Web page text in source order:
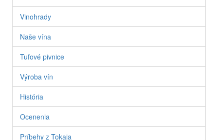
Vinohrady
Naše vína
Tufové pivnice
Výroba vín
História
Ocenenia
Príbehy z Tokaja